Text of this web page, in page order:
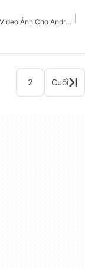
Trình Chỉnh Sửa Video Ảnh Cho Android
2 Cuối